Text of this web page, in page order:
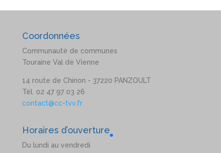
Coordonnées
Communauté de communes
Touraine Val de Vienne
14 route de Chinon - 37220 PANZOULT
Tél. 02 47 97 03 26
contact@cc-tvv.fr
Horaires d’ouverture
Du lundi au vendredi